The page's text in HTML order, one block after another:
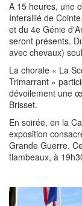
A 15 heures, une
Interallié de
et du 4e Génie
seront présents.
avec chevaux)
La chorale « La
Trimarrant »
dévoilement une
Brisset.
En soirée, en la
exposition
Grande Guerre.
flambeaux, à